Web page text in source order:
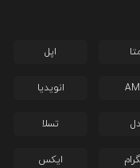
اپل
انویدیا
دل تسلا
ایکس